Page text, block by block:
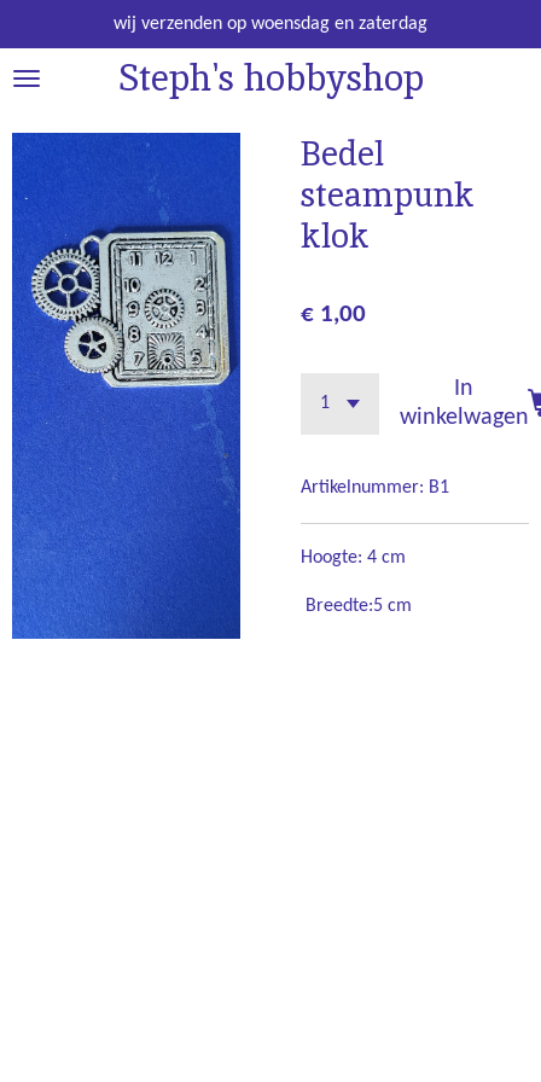
direct
naar
hoofdinhoud
Steph's hobbyshop
wij verzenden op woensdag en zaterdag
Bedel
steampunk
klok
€ 1,00
In
winkelwagen
Artikelnummer: B1
Hoogte: 4 cm
Breedte:5 cm